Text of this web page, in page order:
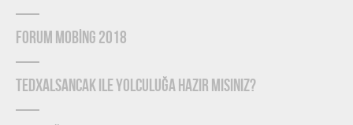
FORUM MOBİNG 2018
TEDxAlsancak ile Yolculuğa Hazır mısınız?